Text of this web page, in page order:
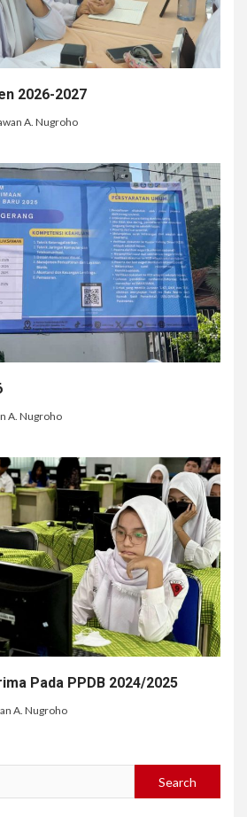
2026-2027
A. Nugroho
A. Nugroho
Pada PPDB 2024/2025
A. Nugroho